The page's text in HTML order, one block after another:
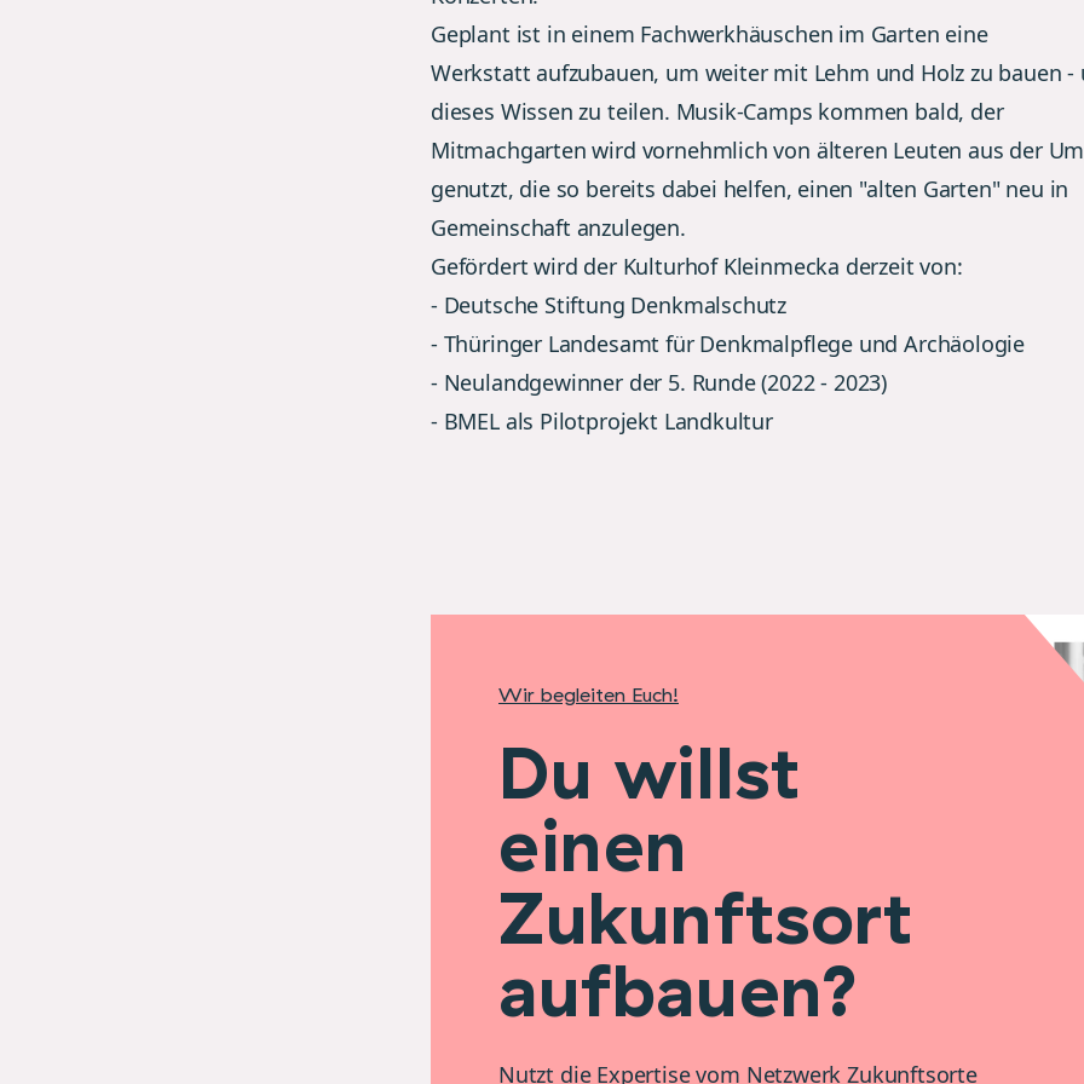
Geplant ist in einem Fachwerkhäuschen im Garten eine
Werkstatt aufzubauen, um weiter mit Lehm und Holz zu bauen -
dieses Wissen zu teilen. Musik-Camps kommen bald, der
Mitmachgarten wird vornehmlich von älteren Leuten aus der
genutzt, die so bereits dabei helfen, einen "alten Garten" neu in
Gemeinschaft anzulegen.
Gefördert wird der Kulturhof Kleinmecka derzeit von:
- Deutsche Stiftung Denkmalschutz
- Thüringer Landesamt für Denkmalpflege und Archäologie
- Neulandgewinner der 5. Runde (2022 - 2023)
- BMEL als Pilotprojekt Landkultur
Wir begleiten Euch!
Du willst
einen
Zukunftsort
aufbauen?
Nutzt die Expertise vom Netzwerk Zukunftsorte